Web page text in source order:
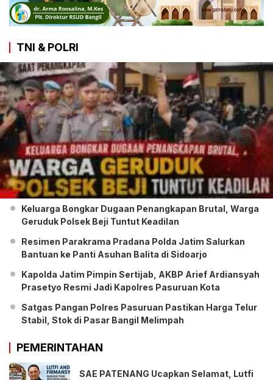
TNI & POLRI
Keluarga Bongkar Dugaan Penangkapan Brutal, Warga
Geruduk Polsek Beji Tuntut Keadilan
Resimen Parakrama Pradana Polda Jatim Salurkan
Bantuan ke Panti Asuhan Balita di Sidoarjo
Kapolda Jatim Pimpin Sertijab, AKBP Arief Ardiansyah
Prasetyo Resmi Jadi Kapolres Pasuruan Kota
Satgas Pangan Polres Pasuruan Pastikan Harga Telur
Stabil, Stok di Pasar Bangil Melimpah
PEMERINTAHAN
SAE PATENANG Ucapkan Selamat, Lutfi